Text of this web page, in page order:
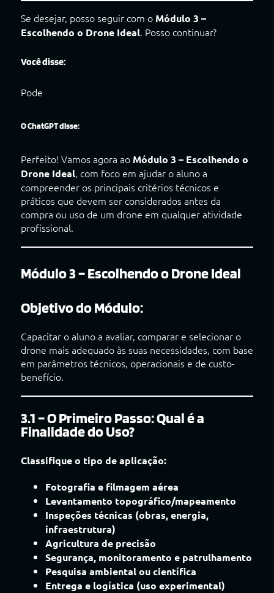
Se desejar, posso seguir com o Módulo 3 –
Escolhendo o Drone Ideal. Posso continuar?
Você disse:
Pode
O ChatGPT disse:
Perfeito! Vamos agora ao Módulo 3 – Escolhendo o
Drone Ideal, com foco em ajudar o aluno a
compreender os principais critérios técnicos e
práticos que devem ser considerados antes da
compra ou uso de um drone em qualquer atividade
profissional.
Módulo 3 – Escolhendo o Drone Ideal
Objetivo do Módulo:
Capacitar o aluno a avaliar, comparar e selecionar o
drone mais adequado às suas necessidades, com base
em parâmetros técnicos, operacionais e de custo-
benefício.
3.1 – O Primeiro Passo: Qual é a
Finalidade do Uso?
Classifique o tipo de aplicação:
Fotografia e filmagem aérea
Levantamento topográfico/mapeamento
Inspeções técnicas (obras, energia,
infraestrutura)
Agricultura de precisão
Segurança, monitoramento e patrulhamento
Pesquisa ambiental ou científica
Entrega e logística (uso experimental)